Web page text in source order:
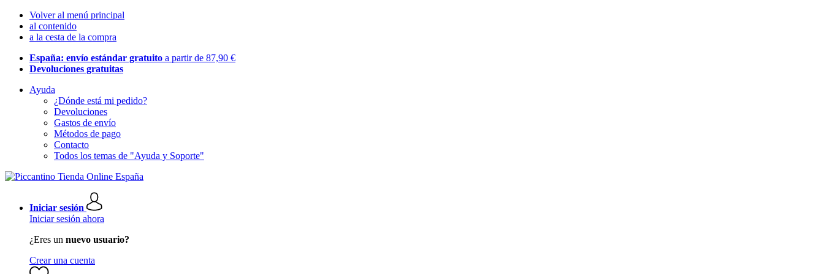
Volver al menú principal
al contenido
a la cesta de la compra
España: envío estándar gratuito a partir de 87,90 €
Devoluciones gratuitas
Ayuda
¿Dónde está mi pedido?
Devoluciones
Gastos de envío
Métodos de pago
Contacto
Todos los temas de "Ayuda y Soporte"
Iniciar sesión
Iniciar sesión ahora
¿Eres un nuevo usuario?
Crear una cuenta